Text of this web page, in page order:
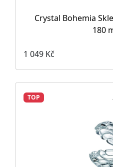
Crystal Bohemia
180
1 049 Kč
TOP